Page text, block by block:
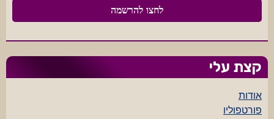
קצת עלי
אודות
פורטפוליו